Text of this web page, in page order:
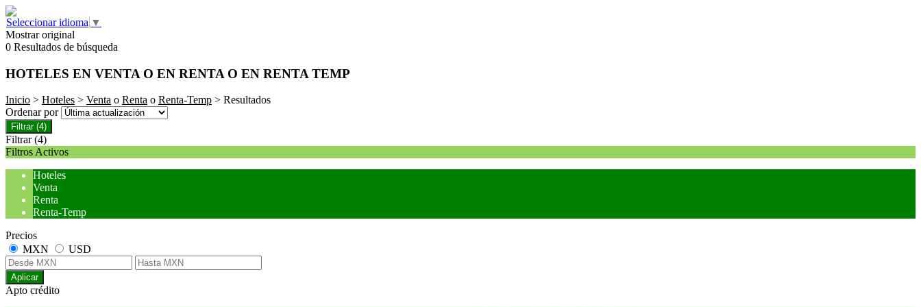
Seleccionar idioma ▼
Mostrar original
0 Resultados de búsqueda
HOTELES EN VENTA O EN RENTA O EN RENTA TEMP
Inicio > Hoteles > Venta o Renta o Renta-Temp > Resultados
Ordenar por
Filtrar (4)
Filtrar (4)
Filtros Activos
Hoteles
Venta
Renta
Renta-Temp
Precios
MXN
USD
Aplicar
Apto crédito